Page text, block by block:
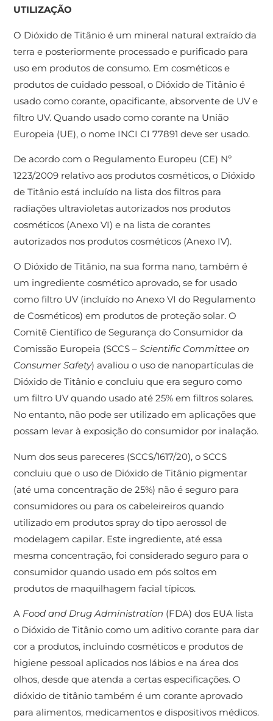
UTILIZAÇÃO
O Dióxido de Titânio é um mineral natural extraído da
terra e posteriormente processado e purificado para
uso em produtos de consumo. Em cosméticos e
produtos de cuidado pessoal, o Dióxido de Titânio é
usado como corante, opacificante, absorvente de UV e
filtro UV. Quando usado como corante na União
Europeia (UE), o nome INCI CI 77891 deve ser usado.
De acordo com o Regulamento Europeu (CE) Nº
1223/2009 relativo aos produtos cosméticos, o Dióxido
de Titânio está incluído na lista dos filtros para
radiações ultravioletas autorizados nos produtos
cosméticos (Anexo VI) e na lista de corantes
autorizados nos produtos cosméticos (Anexo IV).
O Dióxido de Titânio, na sua forma nano, também é
um ingrediente cosmético aprovado, se for usado
como filtro UV (incluído no Anexo VI do Regulamento
de Cosméticos) em produtos de proteção solar. O
Comitê Científico de Segurança do Consumidor da
Comissão Europeia (SCCS –Scientific Committee on
Consumer Safety) avaliou o uso de nanopartículas de
Dióxido de Titânio e concluiu que era seguro como
um filtro UV quando usado até 25% em filtros solares.
No entanto, não pode ser utilizado em aplicações que
possam levar à exposição do consumidor por inalação.
Num dos seus pareceres (SCCS/1617/20), o SCCS
concluiu que o uso de Dióxido de Titânio pigmentar
(até uma concentração de 25%) não é seguro para
consumidores ou para os cabeleireiros quando
utilizado em produtos spray do tipo aerossol de
modelagem capilar. Este ingrediente, até essa
mesma concentração, foi considerado seguro para o
consumidor quando usado em pós soltos em
produtos de maquilhagem facial típicos.
A Food and Drug Administration (FDA) dos EUA lista
o Dióxido de Titânio como um aditivo corante para dar
cor a produtos, incluindo cosméticos e produtos de
higiene pessoal aplicados nos lábios e na área dos
olhos, desde que atenda a certas especificações. O
dióxido de titânio também é um corante aprovado
para alimentos, medicamentos e dispositivos médicos.